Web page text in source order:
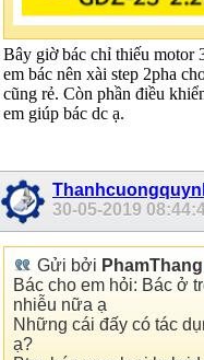
Bây giờ bác chỉ thiếu motor
em bác nên xài step 2pha
cũng rẻ. Còn phần điều
em giúp bác dc ạ.
30-05-2019
Gửi bởi PhamThang
Bác cho em hỏi: Bác ở
nhiễu nữa ạ
Những cái đấy có tác
ạ?